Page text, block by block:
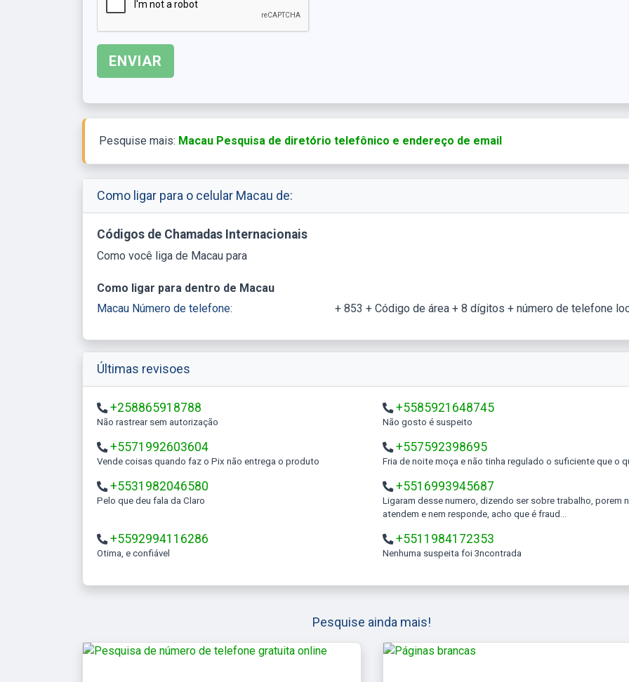
Pesquise mais: Macau Pesquisa de diretório telefônico e endereço de email
Como ligar para o celular Macau de:
Códigos de Chamadas Internacionais
Como você liga de Macau para
Como ligar para dentro de Macau
Macau Número de telefone:
+ 853 + Código de área + 8 dígitos + número de telefone
Últimas revisoes
+258865918788
Não rastrear sem autorização
+5585921648745
Não gosto é suspeito
+5571992603604
Vende coisas quando faz o Pix não entrega o produto
+557592398695
Fria de noite moça e não tinha regulado o suficiente que o
+5531982046580
Pelo que deu fala da Claro
+5516993945687
Ligaram desse numero, dizendo ser sobre trabalho, porem não
atendem e nem responde, acho que é fraud...
+5592994116286
Otima, e confiável
+5511984172353
Nenhuma suspeita foi 3ncontrada
Pesquise ainda mais!